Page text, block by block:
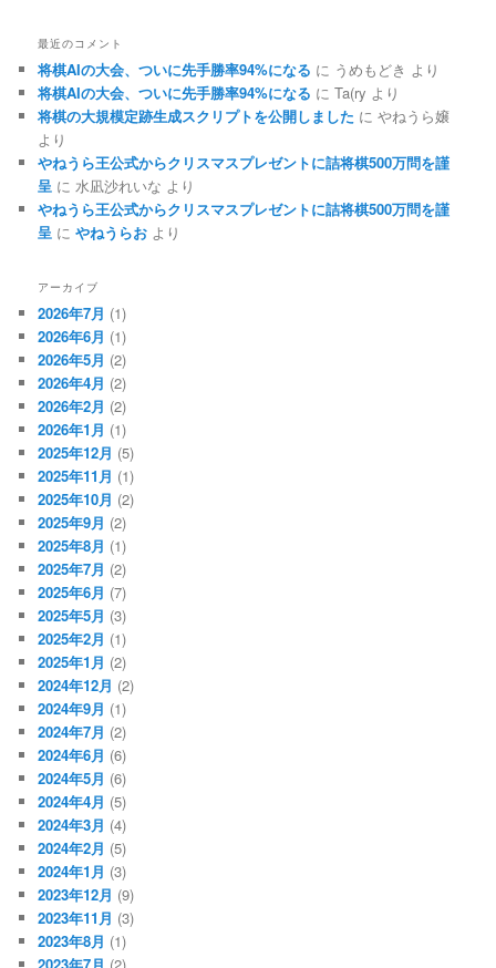
最近のコメント
将棋AIの大会、ついに先手勝率94%になる に うめもどき より
将棋AIの大会、ついに先手勝率94%になる にTa(ry より
将棋の大規模定跡生成スクリプトを公開しました にやねうら嬢
より
やねうら王公式からクリスマスプレゼントに詰将棋500万問を謹
呈 に 水凪沙れいな より
やねうら王公式からクリスマスプレゼントに詰将棋500万問を謹
呈 にやねうらお より
アーカイブ
2026年7月 (1)
2026年6月 (1)
2026年5月 (2)
2026年4月 (2)
2026年2月 (2)
2026年1月 (1)
2025年12月 (5)
2025年11月 (1)
2025年10月 (2)
2025年9月 (2)
2025年8月 (1)
2025年7月 (2)
2025年6月 (7)
2025年5月 (3)
2025年2月 (1)
2025年1月 (2)
2024年12月 (2)
2024年9月 (1)
2024年7月 (2)
2024年6月 (6)
2024年5月 (6)
2024年4月 (5)
2024年3月 (4)
2024年2月 (5)
2024年1月 (3)
2023年12月 (9)
2023年11月 (3)
2023年8月 (1)